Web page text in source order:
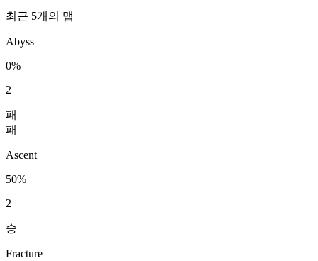
최근 5개의 맵
Abyss
0%
2
패
패
Ascent
50%
2
승
Fracture